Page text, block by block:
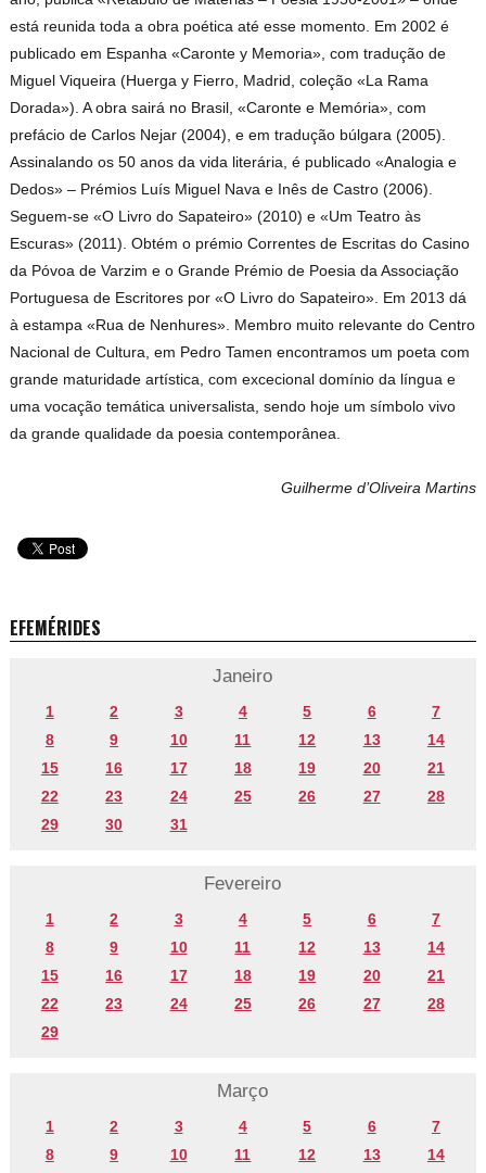
está reunida toda a obra poética até esse momento. Em 2002 é
publicado em Espanha «Caronte y Memoria», com tradução de
Miguel Viqueira (Huerga y Fierro, Madrid, coleção «La Rama
Dorada»). A obra sairá no Brasil, «Caronte e Memória», com
prefácio de Carlos Nejar (2004), e em tradução búlgara (2005).
Assinalando os 50 anos da vida literária, é publicado «Analogia e
Dedos» – Prémios Luís Miguel Nava e Inês de Castro (2006).
Seguem-se «O Livro do Sapateiro» (2010) e «Um Teatro às
Escuras» (2011). Obtém o prémio Correntes de Escritas do Casino
da Póvoa de Varzim e o Grande Prémio de Poesia da Associação
Portuguesa de Escritores por «O Livro do Sapateiro». Em 2013 dá
à estampa «Rua de Nenhures». Membro muito relevante do Centro
Nacional de Cultura, em Pedro Tamen encontramos um poeta com
grande maturidade artística, com excecional domínio da língua e
uma vocação temática universalista, sendo hoje um símbolo vivo
da grande qualidade da poesia contemporânea.
Guilherme d’Oliveira Martins
EFEMÉRIDES
Janeiro
1 2 3 4 5 6
7
8
9 10 11 12 13
14
15
16 17 18 19 20
21
22
23 24 25 26 27
28
29
30 31
Fevereiro
1 2 3 4 5 6
7
8
9 10 11 12 13
14
15
16 17 18 19 20
21
22
23 24 25 26 27
28
29
Março
1 2 3 4 5 6
7
8
9 10 11 12 13
14